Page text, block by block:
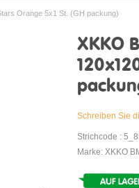
Orange 5x1 St. (GH packung)
XKKO
Schreiben Sie
Strichcode :
Marke: XKKO